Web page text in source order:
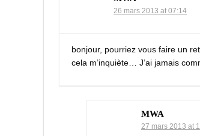
26 mars 2013 at 07:14
bonjour, pourriez vous faire un
cela m’inquiète… J’ai jamais
MWA
27 mars 2013 at